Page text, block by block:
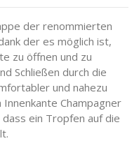
der renommierten
der es möglich ist,
zu öffnen und zu
Schließen durch die
und nahezu
Champagner
ein Tropfen auf die